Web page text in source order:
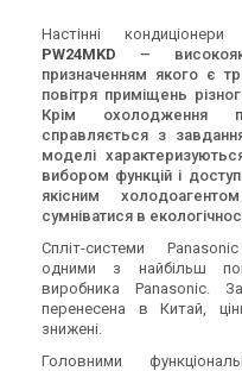
Настінні кондиціонери
PW24MKD
–
призначенням якого є
повітря приміщень
Крім охолодження
справляється з
моделі
вибором функцій і
якісним
сумніватися в
Спліт-системи
одними з найбільш
виробника Panasonic.
перенесена в Китай,
знижені.
Головними